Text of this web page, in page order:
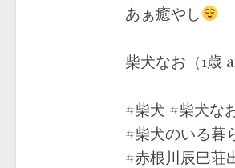
あぁ癒やし
柴犬なお（1歳
#柴犬 #柴犬な
#柴犬のいる暮
#赤根川辰巳荘